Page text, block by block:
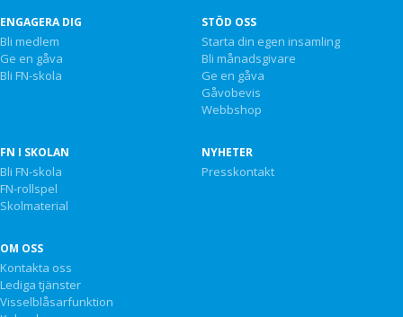
ENGAGERA DIG
Bli medlem
Ge en gåva
Bli FN-skola
STÖD OSS
Starta din egen insamling
Bli månadsgivare
Ge en gåva
Gåvobevis
Webbshop
FN I SKOLAN
Bli FN-skola
FN-rollspel
Skolmaterial
NYHETER
Presskontakt
OM OSS
Kontakta oss
Lediga tjänster
Visselblåsarfunktion